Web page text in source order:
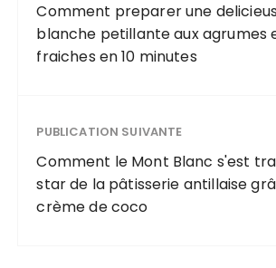
tenant
compte des
émissions et
énergétique
Comment preparer une
blanche petillante aux agrumes
fraiches en 10 minutes
PUBLICATION SUIVANTE
Comment le Mont Blanc s'est
star de la pâtisserie antillaise
crème de coco